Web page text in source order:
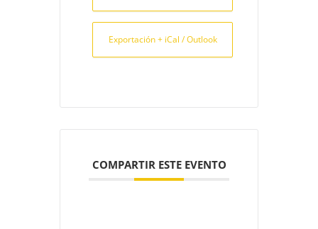
Exportación + iCal / Outlook
COMPARTIR ESTE EVENTO